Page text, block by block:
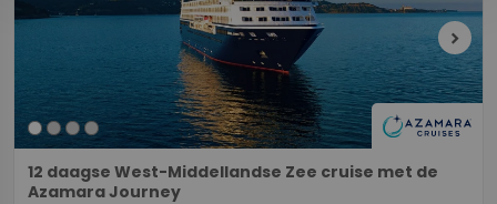
chevron_right
12 daagse West-Middellandse Zee cruise met de
Azamara Journey